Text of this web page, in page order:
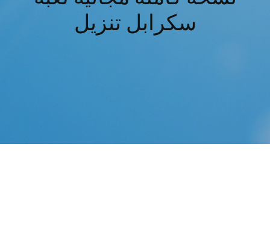
سكرابل تنزيل